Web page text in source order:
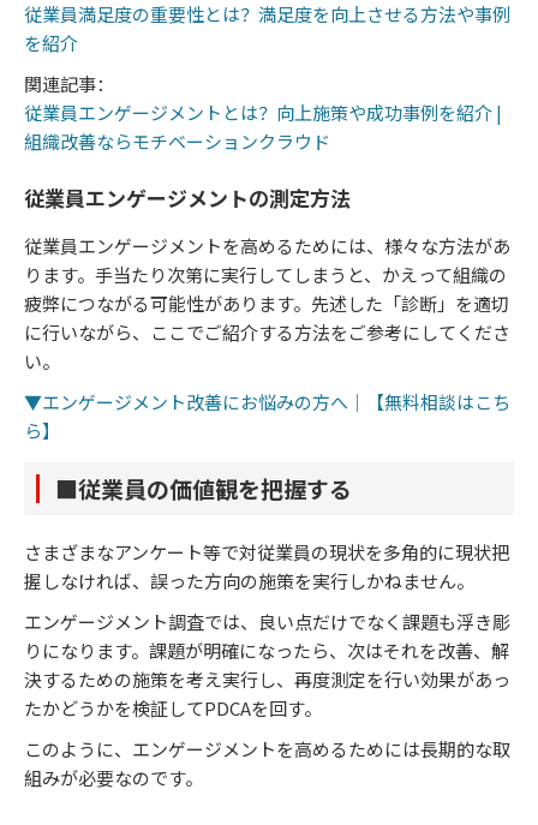
従業員満足度の重要性とは？満足度を向上させる方法や事例
を紹介
関連記事：
従業員エンゲージメントとは？向上施策や成功事例を紹介 |
組織改善ならモチベーションクラウド
従業員エンゲージメントの測定方法
従業員エンゲージメントを高めるためには、様々な方法があ
ります。手当たり次第に実行してしまうと、かえって組織の
疲弊につながる可能性があります。先述した「診断」を適切
に行いながら、ここでご紹介する方法をご参考にしてくださ
い。
▼エンゲージメント改善にお悩みの方へ｜【無料相談はこち
ら】
■従業員の価値観を把握する
さまざまなアンケート等で対従業員の現状を多角的に現状把
握しなければ、誤った方向の施策を実行しかねません。
エンゲージメント調査では、良い点だけでなく課題も浮き彫
りになります。課題が明確になったら、次はそれを改善、解
決するための施策を考え実行し、再度測定を行い効果があっ
たかどうかを検証してPDCAを回す。
このように、エンゲージメントを高めるためには長期的な取
組みが必要なのです。